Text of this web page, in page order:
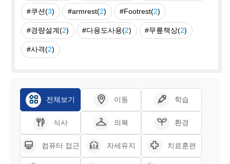
#쿠션(3) #armrest(2) #Footrest(2)
#경량설계(2) #다용도사용(2) #무릎책상(2)
#사격(2)
전체보기 이동 학습
식사 의복 환경
컴퓨터 접근 자세유지 치료훈련